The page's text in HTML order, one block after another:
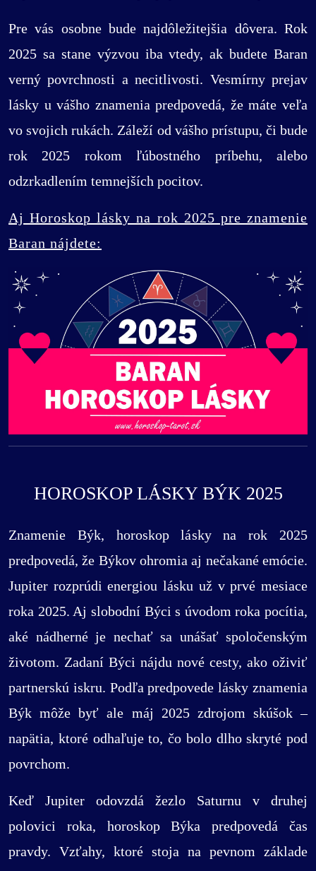
Pre vás osobne bude najdôležitejšia dôvera. Rok
2025 sa stane výzvou iba vtedy, ak budete Baran
verný povrchnosti a necitlivosti. Vesmírny prejav
lásky u vášho znamenia predpovedá, že máte veľa
vo svojich rukách. Záleží od vášho prístupu, či bude
rok 2025 rokom ľúbostného príbehu, alebo
odzrkadlením temnejších pocitov.
Aj Horoskop lásky na rok 2025 pre znamenie
Baran nájdete:
HOROSKOP LÁSKY BÝK 2025
Znamenie Býk, horoskop lásky na rok 2025
predpovedá, že Býkov ohromia aj nečakané emócie.
Jupiter rozprúdi energiou lásku už v prvé mesiace
roka 2025. Aj slobodní Býci s úvodom roka pocítia,
aké nádherné je nechať sa unášať spoločenským
životom. Zadaní Býci nájdu nové cesty, ako oživiť
partnerskú iskru. Podľa predpovede lásky znamenia
Býk môže byť ale máj 2025 zdrojom skúšok –
napätia, ktoré odhaľuje to, čo bolo dlho skryté pod
povrchom.
Keď Jupiter odovzdá žezlo Saturnu v druhej
polovici roka, horoskop Býka predpovedá čas
pravdy. Vzťahy, ktoré stoja na pevnom základe